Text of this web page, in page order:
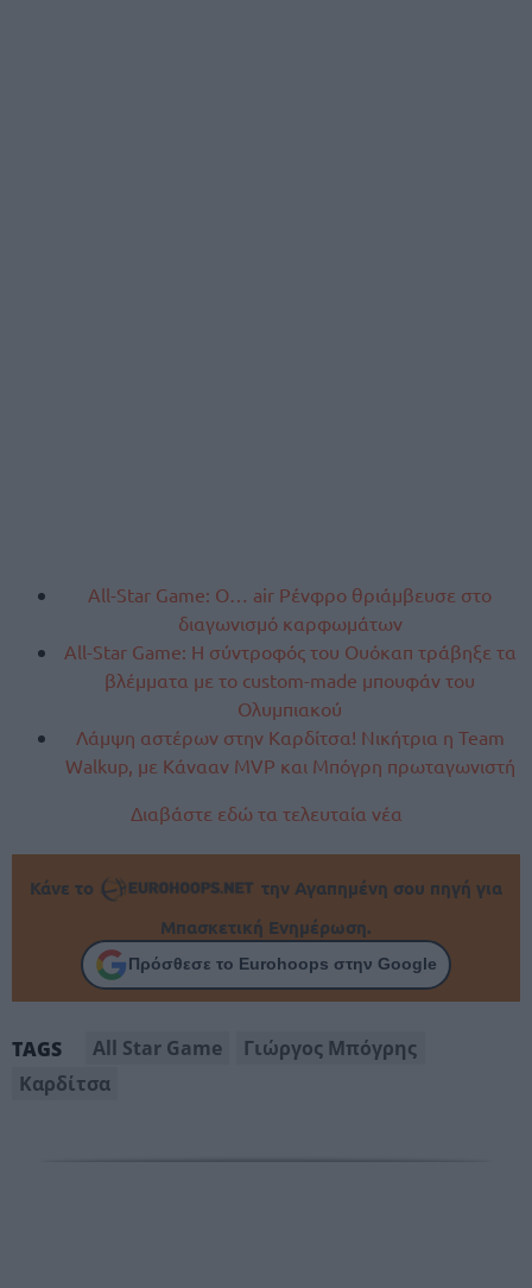
All-Star Game: Ο… air Ρένφρο θριάμβευσε στο
διαγωνισμό καρφωμάτων
All-Star Game: Η σύντροφός του Ουόκαπ τράβηξε τα
βλέμματα με το custom-made μπουφάν του
Ολυμπιακού
Λάμψη αστέρων στην Καρδίτσα! Νικήτρια η Team
Walkup, με Κάνααν MVP και Μπόγρη πρωταγωνιστή
Διαβάστε εδώ τα τελευταία νέα
Κάνε το
την Αγαπημένη σου πηγή για
Μπασκετική Ενημέρωση.
Πρόσθεσε το Eurohoops στην Google
TAGS All Star Game
Γιώργος Μπόγρης
Καρδίτσα